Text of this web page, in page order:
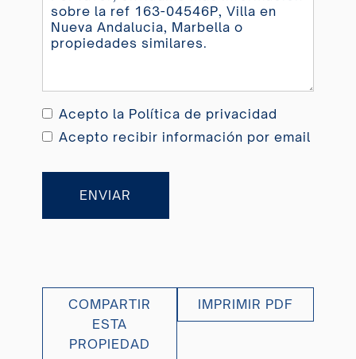
Acepto la Política de privacidad
Acepto recibir información por email
ENVIAR
COMPARTIR
ESTA
PROPIEDAD
IMPRIMIR PDF